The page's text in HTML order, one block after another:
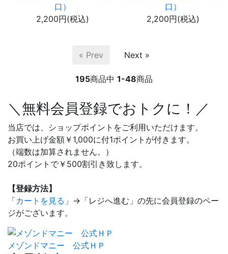
口）
2,200円(税込)
口）
2,200円(税込)
« Prev Next »
195商品中 1-48商品
＼無料会員登録でおトクに！／
当店では、ショップポイントをご利用いただけます。
お買い上げ金額￥1,000に付1ポイントが付きます。
（端数は加算されません。）
20ポイントで￥500割引き致します。
【登録方法】
「カートを見る 」→「レジへ進む」の先に会員登録のペー
ジがございます。
メゾンドマニー 公式ＨＰ